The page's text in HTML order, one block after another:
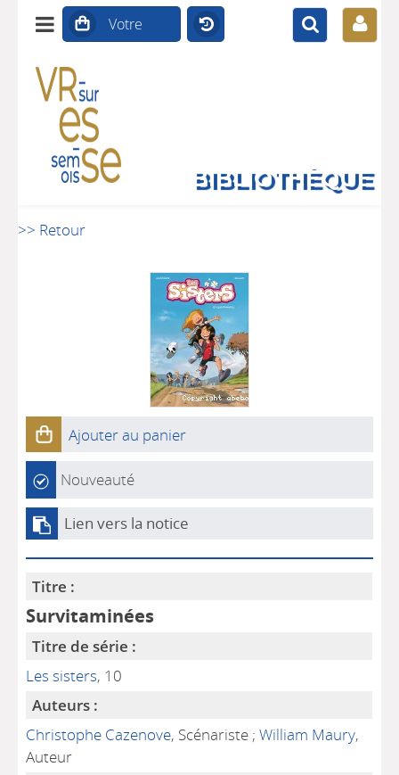
BIBLIOTHÈQUE
>> Retour
Ajouter au panier
Nouveauté
Lien vers la notice
Titre :
Survitaminées
Titre de série :
Les sisters, 10
Auteurs :
Christophe Cazenove, Scénariste ;William Maury,
Auteur